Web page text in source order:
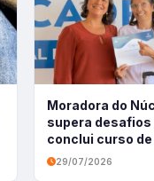
Moradora do
supera desafios
conclui curso
profissional
29/07/2026